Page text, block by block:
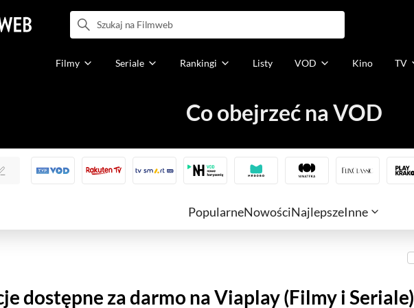
Filmy Seriale Rankingi Listy VOD Kino TV
Co obejrzeć na VOD
Popularne Nowości Najlepsze Inne
dostępne za darmo na Viaplay (Filmy i Seriale)